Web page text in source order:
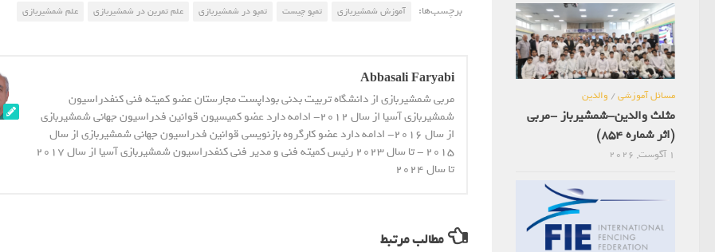
برچسب‌ها: آموزش شمشیربازی تمپو چیست تمپو در شمشیربازی علم تمرین در شمشیربازی علم شمشیربازی
Abbasali Faryabi
مربی شمشیربازی از دانشگاه تربیت بدنی بوداپست مجارستان عضو کمیته فنی کنفدراسیون
شمشیربازی آسیا از سال 2012- ادامه دارد عضو کمیسیون قوانین فدراسیون جهانی شمشیربازی
از سال 2016- ادامه دارد عضو کارگروه بازنویسی قوانین فدراسیون جهانی شمشیربازی از سال
2015 - تا سال 2023 رئیس کمیته فنی و مدیر فنی کنفدراسیون شمشیربازی آسیا از سال 2017
تا سال 2024
مطالب مرتبط
مسائل آموزشی/ والدین
مثلث والدین-شمشیرباز -مربی
(اثر شماره 854)
1 آگوست, 2026